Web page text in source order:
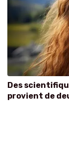
Des
provient de